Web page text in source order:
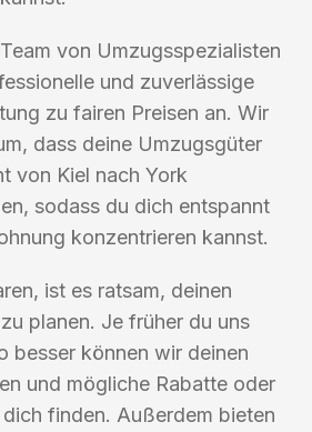
von Umzugsspezialisten
und zuverlässige
zu fairen Preisen an. Wir
dass deine Umzugsgüter
von Kiel nach York
sodass du dich entspannt
konzentrieren kannst.
ist es ratsam, deinen
planen. Je früher du uns
besser können wir deinen
und mögliche Rabatte oder
finden. Außerdem bieten